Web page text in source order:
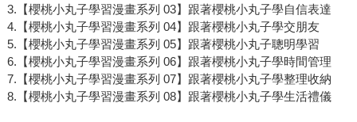
3.【櫻桃小丸子學習漫畫系列 03】跟著櫻桃小丸子學自信表達
4.【櫻桃小丸子學習漫畫系列 04】跟著櫻桃小丸子學交朋友
5.【櫻桃小丸子學習漫畫系列 05】跟著櫻桃小丸子聰明學習
6.【櫻桃小丸子學習漫畫系列 06】跟著櫻桃小丸子學時間管理
7.【櫻桃小丸子學習漫畫系列 07】跟著櫻桃小丸子學整理收納
8.【櫻桃小丸子學習漫畫系列 08】跟著櫻桃小丸子學生活禮儀